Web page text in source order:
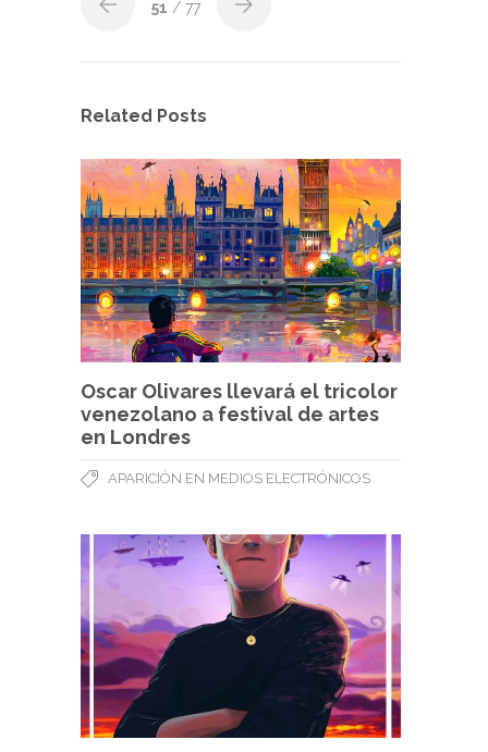
51 / 77
Related Posts
Oscar Olivares llevará el tricolor
venezolano a festival de artes
en Londres
APARICIÓN EN MEDIOS ELECTRÓNICOS